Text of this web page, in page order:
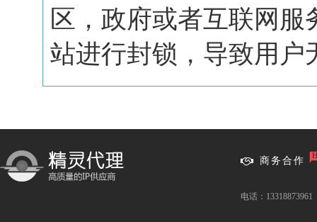
区，政府或者互联网
站进行封锁，导致用户
商务合作
电话：13318873961